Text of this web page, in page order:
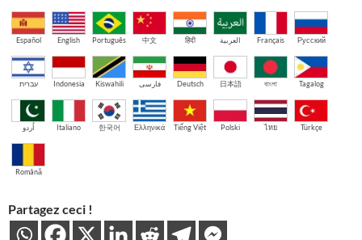
Español English Português 中文 हिंदी العربية Français Русский
עברית Indonesia Kiswahili فارسی Deutsch 日本語 বাংলা Tagalog
اُردو Italiano 한국어 Ελληνικά Tiếng Việt Polski ไทย Türkçe
Română
Partagez ceci !